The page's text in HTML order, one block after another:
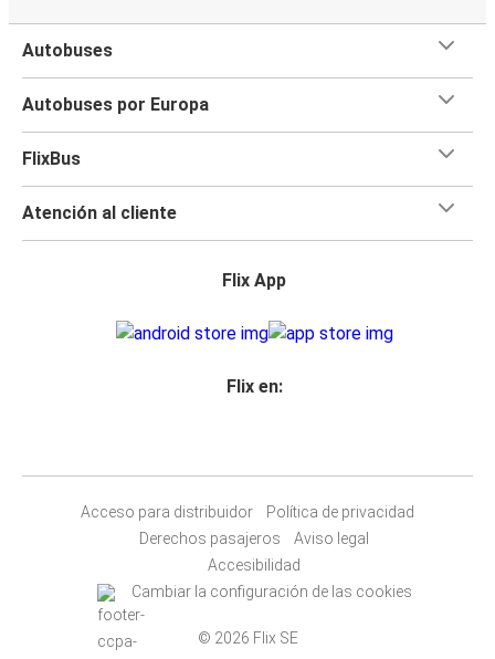
Autobuses
Autobuses por Europa
FlixBus
Atención al cliente
Flix App
Flix en:
Acceso para distribuidor
Política de privacidad
Derechos pasajeros
Aviso legal
Accesibilidad
Cambiar la configuración de las cookies
© 2026 Flix SE